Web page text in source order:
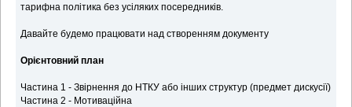
тарифна політика без усіляких посередників.
Давайте будемо працювати над створенням документу
Орієнтовний план
Частина 1 - Звірнення до НТКУ або інших структур (предмет дискусії)
Частина 2 - Мотиваційна